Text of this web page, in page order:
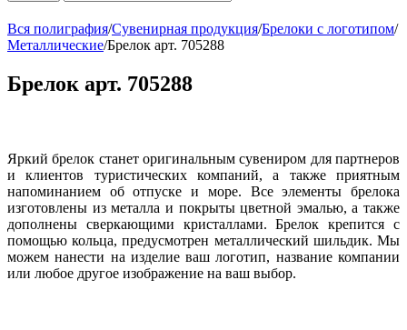
Вся полиграфия/Сувенирная продукция/Брелоки с логотипом/
Металлические/Брелок арт. 705288
Брелок арт. 705288
Яркий брелок станет оригинальным сувениром для партнеров
и клиентов туристических компаний, а также приятным
напоминанием об отпуске и море. Все элементы брелока
изготовлены из металла и покрыты цветной эмалью, а также
дополнены сверкающими кристаллами. Брелок крепится с
помощью кольца, предусмотрен металлический шильдик. Мы
можем нанести на изделие ваш логотип, название компании
или любое другое изображение на ваш выбор.